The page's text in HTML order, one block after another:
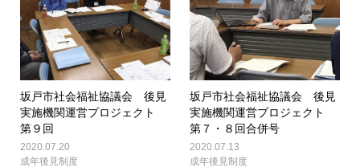
坂戸市社会福祉協議会 後見
実施機関運営プロジェクト
第９回
2020.07.20
成年後見制度
坂戸市社会福祉協議会 後見
実施機関運営プロジェクト
第７・８回合併号
2020.07.13
成年後見制度